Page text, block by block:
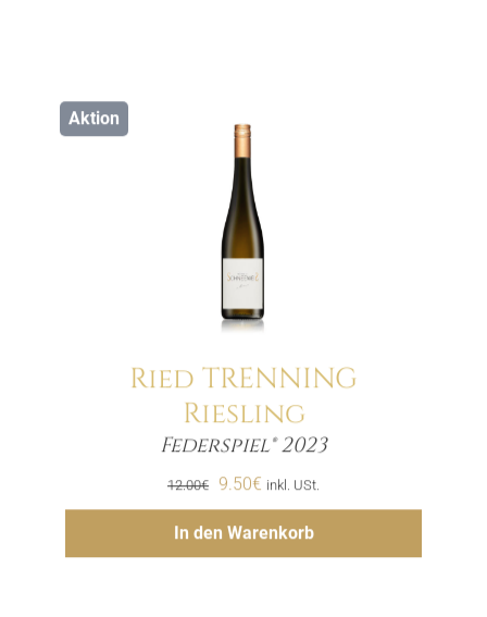
Aktion
Ried TRENNING
Riesling
Federspiel® 2023
12.00€
Ursprünglicher
Preis
war:
12.00€
9.50€ Aktueller
Preis
ist:
9.50€.
inkl. USt.
In den Warenkorb
Menge